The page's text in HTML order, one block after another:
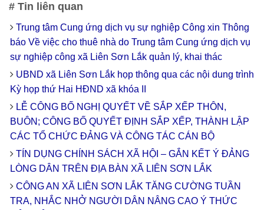
# Tin liên quan
Trung tâm Cung ứng dịch vụ sự nghiệp Công xin Thông
báo Về việc cho thuê nhà do Trung tâm Cung ứng dịch vụ
sự nghiệp công xã Liên Sơn Lắk quản lý, khai thác
UBND xã Liên Sơn Lắk họp thông qua các nội dung trình
Kỳ họp thứ Hai HĐND xã khóa II
LỄ CÔNG BỐ NGHỊ QUYẾT VỀ SẮP XẾP THÔN,
BUÔN; CÔNG BỐ QUYẾT ĐỊNH SẮP XẾP, THÀNH LẬP
CÁC TỔ CHỨC ĐẢNG VÀ CÔNG TÁC CÁN BỘ
TÍN DỤNG CHÍNH SÁCH XÃ HỘI – GẮN KẾT Ý ĐẢNG
LÒNG DÂN TRÊN ĐỊA BÀN XÃ LIÊN SƠN LẮK
CÔNG AN XÃ LIÊN SƠN LẮK TĂNG CƯỜNG TUẦN
TRA, NHẮC NHỞ NGƯỜI DÂN NÂNG CAO Ý THỨC